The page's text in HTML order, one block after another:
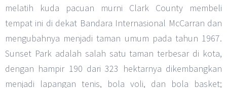
melatih kuda pacuan murni Clark County membeli
tempat ini di dekat Bandara Internasional McCarran dan
mengubahnya menjadi taman umum pada tahun 1967.
Sunset Park adalah salah satu taman terbesar di kota,
dengan hampir 190 dari 323 hektarnya dikembangkan
menjadi lapangan tenis, bola voli, dan bola basket;